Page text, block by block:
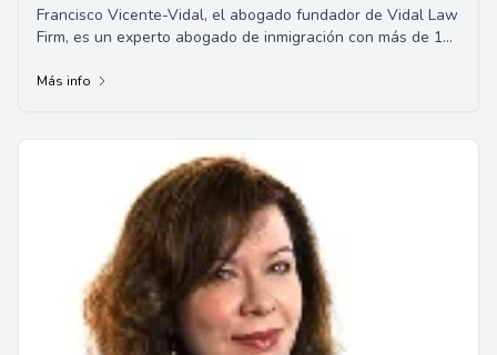
Francisco Vicente-Vidal, el abogado fundador de Vidal Law
Firm, es un experto abogado de inmigración con más de 10
Más info